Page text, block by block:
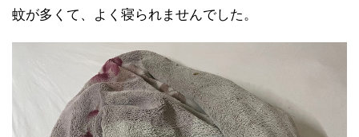
蚊が多くて、よく寝られませんでした。